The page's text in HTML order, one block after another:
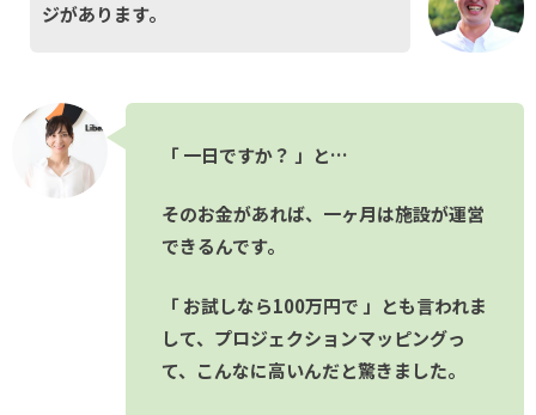
ジがあります。
「 一日ですか？ 」と…
そのお金があれば、一ヶ月は施設が運営
できるんです。
「 お試しなら100万円で 」とも言われま
して、プロジェクションマッピングっ
て、こんなに高いんだと驚きました。